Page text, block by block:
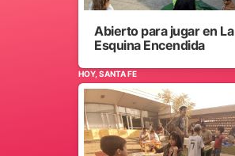
Abierto para jugar en La
Esquina Encendida
HOY, SANTA FE